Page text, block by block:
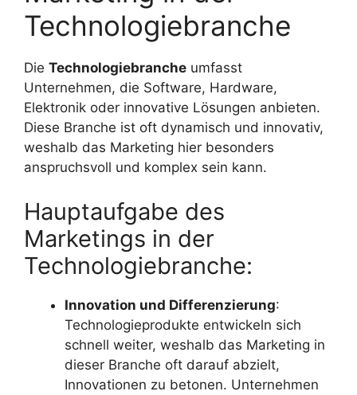
Technologiebranche
Die Technologiebranche umfasst
Unternehmen, die Software, Hardware,
Elektronik oder innovative Lösungen anbieten.
Diese Branche ist oft dynamisch und innovativ,
weshalb das Marketing hier besonders
anspruchsvoll und komplex sein kann.
Hauptaufgabe des
Marketings in der
Technologiebranche:
Innovation und Differenzierung:
Technologieprodukte entwickeln sich
schnell weiter, weshalb das Marketing in
dieser Branche oft darauf abzielt,
Innovationen zu betonen. Unternehmen